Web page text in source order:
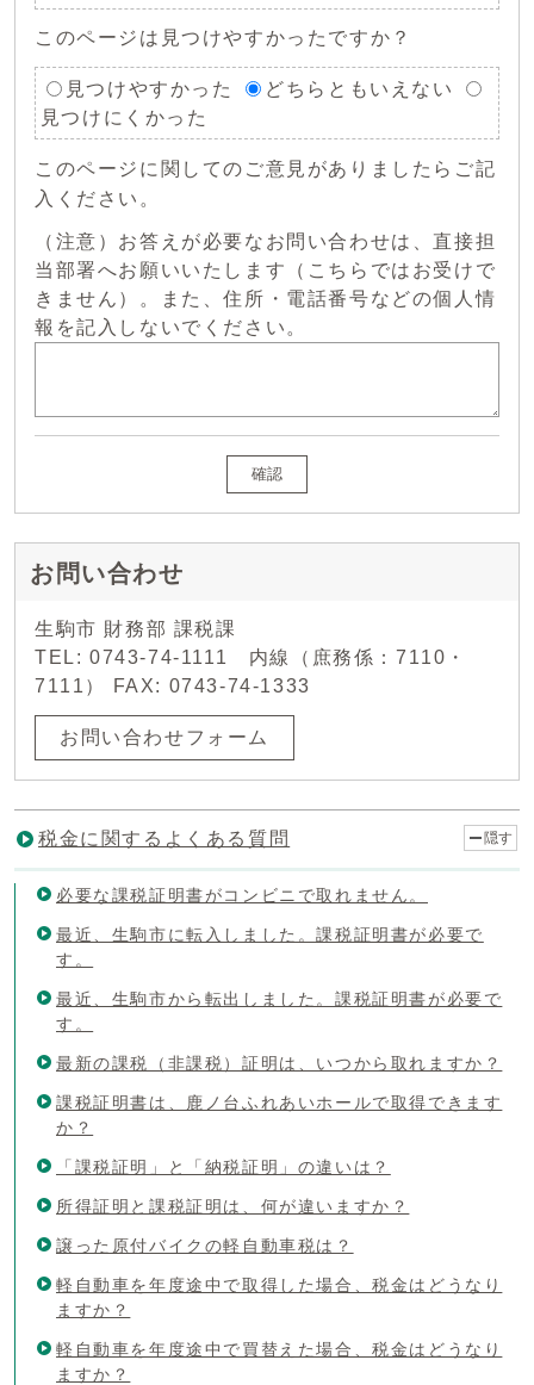
このページは見つけやすかったですか？
見つけやすかった
どちらともいえない
見つけにくかった
このページに関してのご意見がありましたらご記
入ください。
（注意）お答えが必要なお問い合わせは、直接担
当部署へお願いいたします（こちらではお受けで
きません）。また、住所・電話番号などの個人情
報を記入しないでください。
確認
お問い合わせ
生駒市 財務部 課税課
TEL: 0743-74-1111 内線（庶務係：7110・
7111） FAX: 0743-74-1333
お問い合わせフォーム
税金に関するよくある質問 隠す
必要な課税証明書がコンビニで取れません。
最近、生駒市に転入しました。課税証明書が必要で
す。
最近、生駒市から転出しました。課税証明書が必要で
す。
最新の課税（非課税）証明は、いつから取れますか？
課税証明書は、鹿ノ台ふれあいホールで取得できます
か？
「課税証明」と「納税証明」の違いは？
所得証明と課税証明は、何が違いますか？
譲った原付バイクの軽自動車税は？
軽自動車を年度途中で取得した場合、税金はどうなり
ますか？
軽自動車を年度途中で買替えた場合、税金はどうなり
ますか？